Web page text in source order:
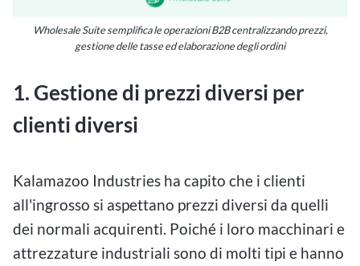
Wholesale Suite semplifica le operazioni B2B centralizzando prezzi,
gestione delle tasse ed elaborazione degli ordini
1. Gestione di prezzi diversi per
clienti diversi
Kalamazoo Industries ha capito che i clienti
all'ingrosso si aspettano prezzi diversi da quelli
dei normali acquirenti. Poiché i loro macchinari e
attrezzature industriali sono di molti tipi e hanno